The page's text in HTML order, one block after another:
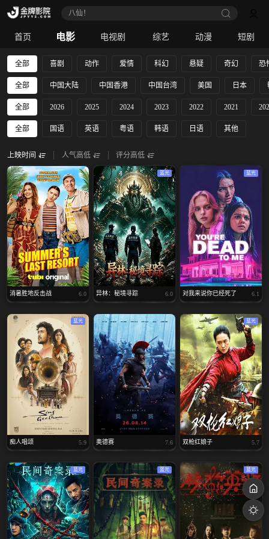
八仙！
首页 电影 电视剧 综艺 动漫 短剧
全部 喜剧 动作 爱情 科幻 悬疑 奇幻 恐
全部 中国大陆 中国香港 中国台湾 美国 日本
全部 2026 2025 2024 2023 2022 2021
全部 国语 英语 粤语 韩语 日语 其他
上映时间 人气高低 评分高低
消暑胜地反击战 6.0
蓝光
异林：秘境寻踪 6.0
蓝光
对我来说你已经死了 6.1
蓝光
痴人唱颂 5.9 奥德赛 7.6
蓝光
双枪红娘子 5.7
蓝光 蓝光 蓝光